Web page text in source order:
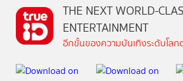
THE NEXT WORLD-
ENTERTAINMENT
อีกขั้นของความบันเทิงระดับโล